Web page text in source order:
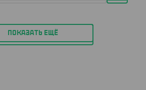
ПОКАЗАТЬ ЕЩЁ